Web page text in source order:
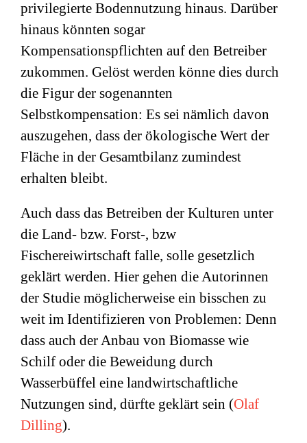
privilegierte Bodennutzung hinaus. Darüber
hinaus könnten sogar
Kompensationspflichten auf den Betreiber
zukommen. Gelöst werden könne dies durch
die Figur der sogenannten
Selbstkompensation: Es sei nämlich davon
auszugehen, dass der ökologische Wert der
Fläche in der Gesamtbilanz zumindest
erhalten bleibt.
Auch dass das Betreiben der Kulturen unter
die Land- bzw. Forst-, bzw
Fischereiwirtschaft falle, solle gesetzlich
geklärt werden. Hier gehen die Autorinnen
der Studie möglicherweise ein bisschen zu
weit im Identifizieren von Problemen: Denn
dass auch der Anbau von Biomasse wie
Schilf oder die Beweidung durch
Wasserbüffel eine landwirtschaftliche
Nutzungen sind, dürfte geklärt sein (Olaf
Dilling).